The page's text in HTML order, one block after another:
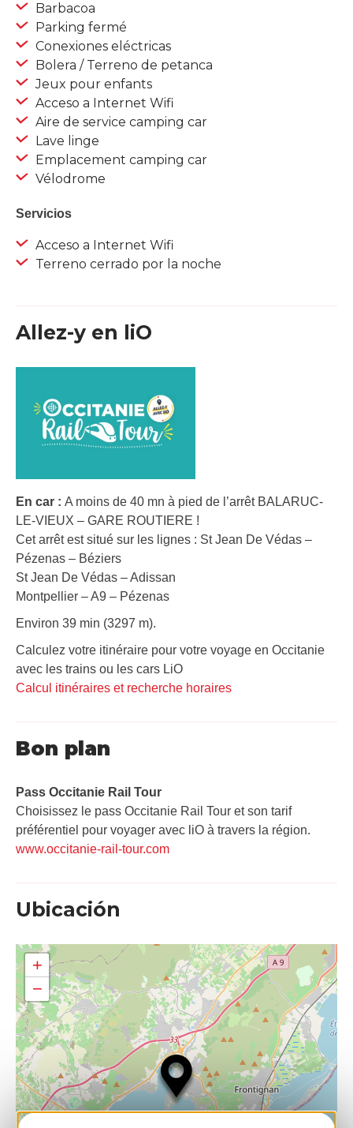
Barbacoa
Parking fermé
Conexiones eléctricas
Bolera / Terreno de petanca
Jeux pour enfants
Acceso a Internet Wifi
Aire de service camping car
Lave linge
Emplacement camping car
Vélodrome
Servicios
Acceso a Internet Wifi
Terreno cerrado por la noche
Allez-y en liO
En car : A moins de 40 mn à pied de l’arrêt BALARUC-
LE-VIEUX – GARE ROUTIERE !
Cet arrêt est situé sur les lignes : St Jean De Védas –
Pézenas – Béziers
St Jean De Védas – Adissan
Montpellier – A9 – Pézenas
Environ 39 min (3297 m).
Calculez votre itinéraire pour votre voyage en Occitanie
avec les trains ou les cars LiO
Calcul itinéraires et recherche horaires
Bon plan
Pass Occitanie Rail Tour​
Choisissez le pass Occitanie Rail Tour et son tarif
préférentiel pour voyager avec liO à travers la région.
www.occitanie-rail-tour.com
Ubicación
+
−